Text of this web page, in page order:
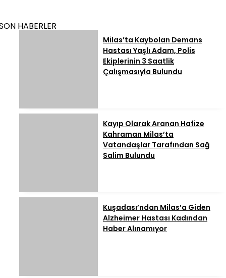
HABERLER
Milas’ta Kaybolan Demans
Hastası Yaşlı Adam, Polis
Ekiplerinin 3 Saatlik
Çalışmasıyla Bulundu
Kayıp Olarak Aranan Hafize
Kahraman Milas’ta
Vatandaşlar Tarafından Sağ
Salim Bulundu
Kuşadası’ndan Milas’a Giden
Alzheimer Hastası Kadından
Haber Alınamıyor